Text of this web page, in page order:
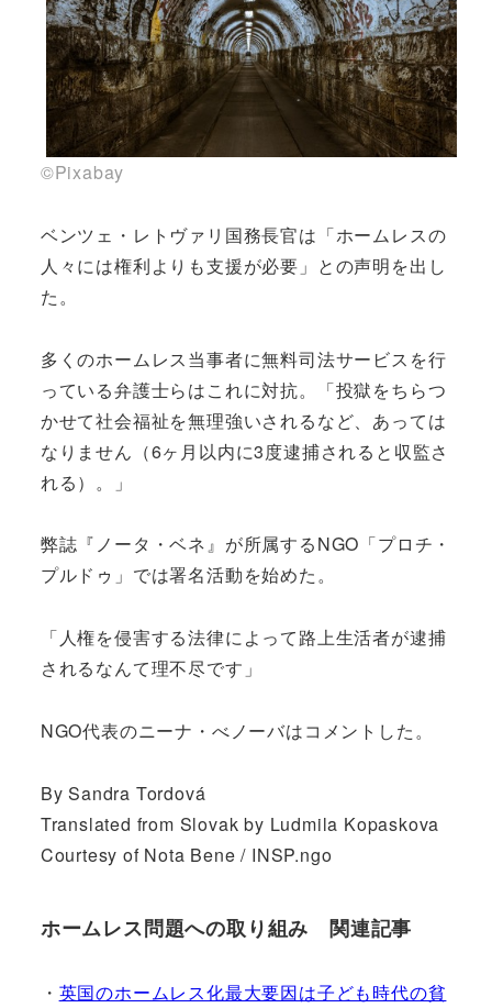
©Pixabay
ベンツェ・レトヴァリ国務長官は「ホームレスの
人々には権利よりも支援が必要」との声明を出し
た。
多くのホームレス当事者に無料司法サービスを行
っている弁護士らはこれに対抗。「投獄をちらつ
かせて社会福祉を無理強いされるなど、あっては
なりません（6ヶ月以内に3度逮捕されると収監さ
れる）。」
弊誌『ノータ・ベネ』が所属するNGO「プロチ・
プルドゥ」では署名活動を始めた。
「人権を侵害する法律によって路上生活者が逮捕
されるなんて理不尽です」
NGO代表のニーナ・べノーバはコメントした。
By Sandra Tordová
Translated from Slovak by Ludmila Kopaskova
Courtesy of Nota Bene / INSP.ngo
ホームレス問題への取り組み 関連記事
・ 英国のホームレス化最大要因は子ども時代の貧